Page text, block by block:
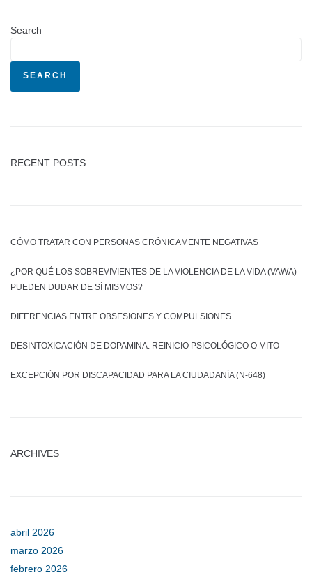
Search
SEARCH
RECENT POSTS
CÓMO TRATAR CON PERSONAS CRÓNICAMENTE NEGATIVAS
¿POR QUÉ LOS SOBREVIVIENTES DE LA VIOLENCIA DE LA VIDA (VAWA)
PUEDEN DUDAR DE SÍ MISMOS?
DIFERENCIAS ENTRE OBSESIONES Y COMPULSIONES
DESINTOXICACIÓN DE DOPAMINA: REINICIO PSICOLÓGICO O MITO
EXCEPCIÓN POR DISCAPACIDAD PARA LA CIUDADANÍA (N-648)
ARCHIVES
abril 2026
marzo 2026
febrero 2026